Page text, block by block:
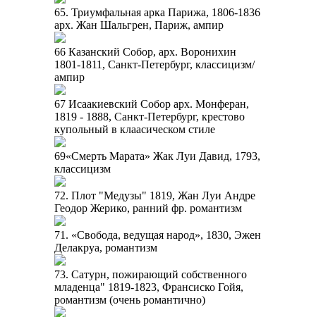
65. Триумфальная арка Парижа, 1806-1836
арх. Жан Шальгрен, Париж, ампир
66 Казанский Собор, арх. Воронихин
1801-1811, Санкт-Петербург, классицизм/
ампир
67 Исаакиевский Собор арх. Монферан,
1819 - 1888, Санкт-Петербург, крестово
купольный в клаасическом стиле
69«Смерть Марата» Жак Луи Давид, 1793,
классицизм
72. Плот "Медузы" 1819, Жан Луи Андре
Геодор Жерико, ранний фр. романтизм
71. «Свобода, ведущая народ», 1830, Эжен
Делакруа, романтизм
73. Сатурн, пожирающий собственного
младенца" 1819-1823, Франсиско Гойя,
романтизм (очень романтично)